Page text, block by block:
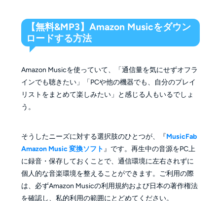
【無料&MP3】Amazon Musicをダウン
ロードする方法
Amazon Musicを使っていて、「通信量を気にせずオフラ
インでも聴きたい」「PCや他の機器でも、自分のプレイ
リストをまとめて楽しみたい」と感じる人もいるでしょ
う。
そうしたニーズに対する選択肢のひとつが、『MusicFab
Amazon Music 変換ソフト』です。再生中の音源をPC上
に録音・保存しておくことで、通信環境に左右されずに
個人的な音楽環境を整えることができます。ご利用の際
は、必ずAmazon Musicの利用規約および日本の著作権法
を確認し、私的利用の範囲にとどめてください。